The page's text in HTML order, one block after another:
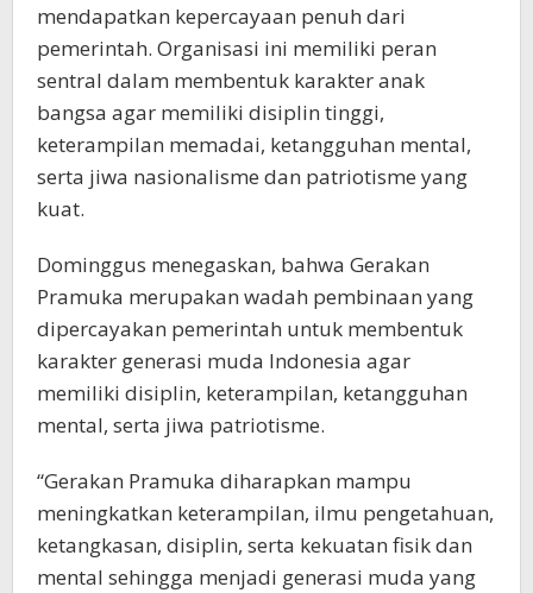
mendapatkan kepercayaan penuh dari
pemerintah. Organisasi ini memiliki peran
sentral dalam membentuk karakter anak
bangsa agar memiliki disiplin tinggi,
keterampilan memadai, ketangguhan mental,
serta jiwa nasionalisme dan patriotisme yang
kuat.
Dominggus menegaskan, bahwa Gerakan
Pramuka merupakan wadah pembinaan yang
dipercayakan pemerintah untuk membentuk
karakter generasi muda Indonesia agar
memiliki disiplin, keterampilan, ketangguhan
mental, serta jiwa patriotisme.
“Gerakan Pramuka diharapkan mampu
meningkatkan keterampilan, ilmu pengetahuan,
ketangkasan, disiplin, serta kekuatan fisik dan
mental sehingga menjadi generasi muda yang